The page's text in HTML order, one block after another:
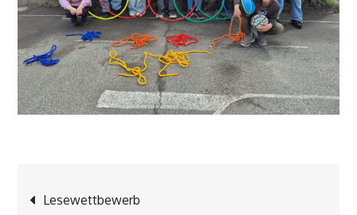
Beitragsnavigation
Lesewettbewerb